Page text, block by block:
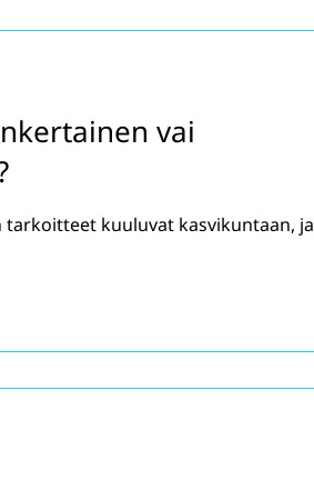
vai
kuuluvat kasvikuntaan, ja